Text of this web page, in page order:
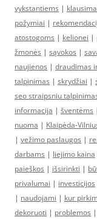
vykstantiems |
požymiai |
atostogoms | kelionei |
žmonės | sąvokos |
naujienos | draudimas
talpinimas | skrydžiai |
seo straipsniu
informacija | šventėms
nuoma | Klaipėda-
| vežimo paslaugos |
darbams | liejimo kaina
paieškos | išsirinkti |
privalumai | investicijos
| naudojami | kur
dekoruoti | problemos |